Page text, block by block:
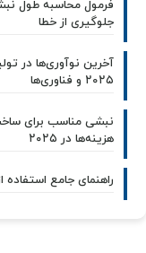
فرمول محاسبه طول
جلوگیری از خطا
آخرین نوآوری‌ها در
۲۰۲۵ و فناوری‌ها
نبشی مناسب برای
هزینه‌ها در ۲۰۲۵
راهنمای جامع